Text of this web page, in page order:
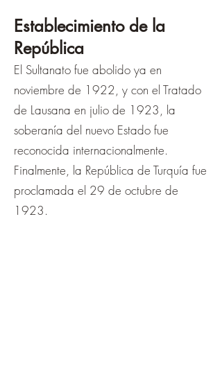
Establecimiento de la
República
El Sultanato fue abolido ya en
noviembre de 1922, y con el Tratado
de Lausana en julio de 1923, la
soberanía del nuevo Estado fue
reconocida internacionalmente.
Finalmente, la República de Turquía fue
proclamada el 29 de octubre de
1923.